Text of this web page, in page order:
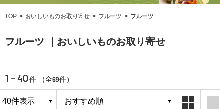
TOP おいしいものお取り寄せ フルーツ フルーツ
フルーツ ｜おいしいものお取り寄せ
1 - 40 件 （全68件）